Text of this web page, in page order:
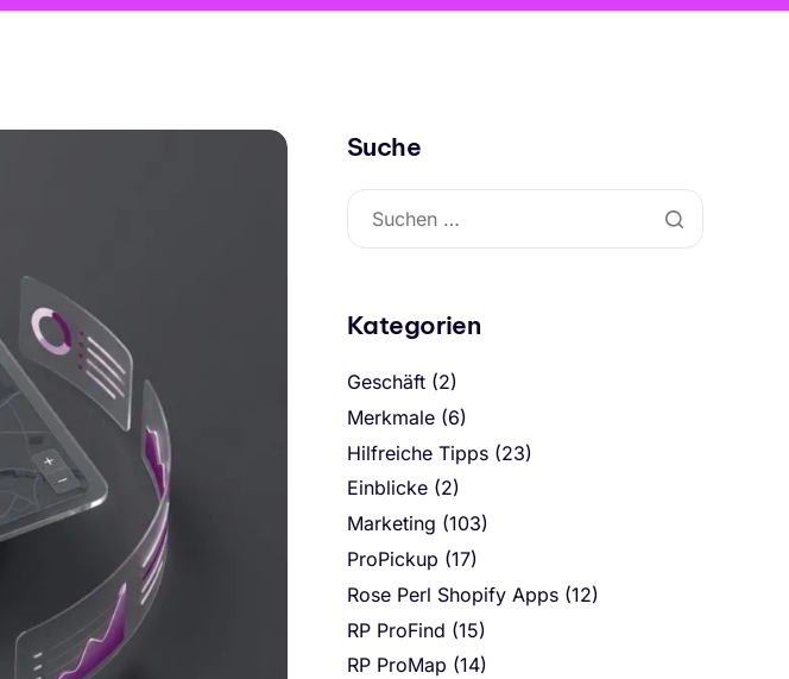
Suche
Kategorien
Geschäft (2)
Merkmale (6)
Hilfreiche Tipps (23)
Einblicke (2)
Marketing (103)
ProPickup (17)
Rose Perl Shopify Apps (12)
RP ProFind (15)
RP ProMap (14)